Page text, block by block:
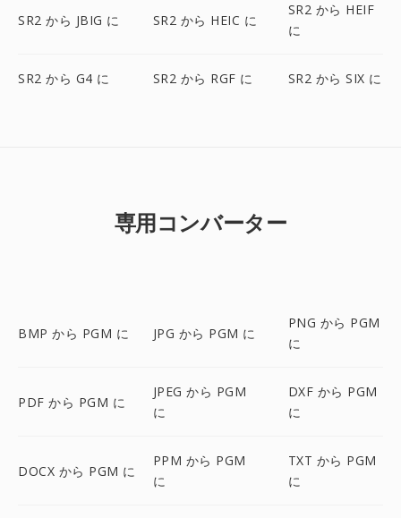
SR2 から JBIG に SR2 から HEIC に
SR2 から HEIF
に
SR2 から G4 に SR2 から RGF に SR2 から SIX に
専用コンバーター
BMP から PGM に JPG から PGM に
PNG から PGM
に
PDF から PGM に
JPEG から PGM
に
DXF から PGM
に
DOCX から PGM に
PPM から PGM
に
TXT から PGM
に